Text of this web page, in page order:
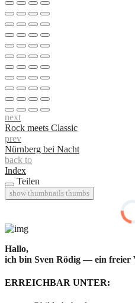
next
Rock meets Classic
prev
Nürnberg bei Nacht
back to
Index
Teilen
show thumbnails thumbs
Hallo,
ich bin Sven Rödig — ein freier
ERREICHBAR UNTER: